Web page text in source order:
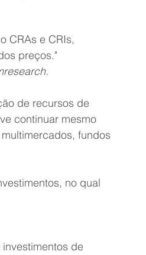
CRAs e CRIs,
preços."
de recursos de
continuar mesmo
fundos
no qual
de